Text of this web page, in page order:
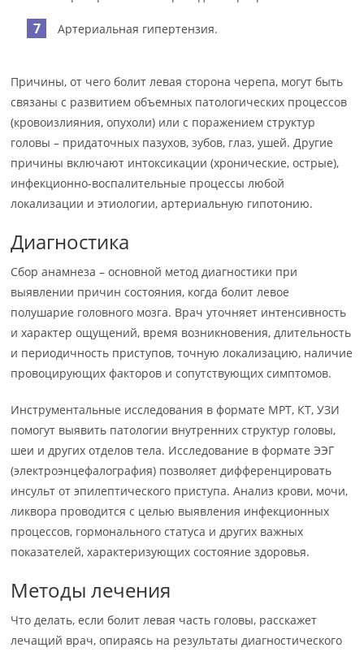
Артериальная гипертензия.
Причины, от чего болит левая сторона черепа, могут быть
связаны с развитием объемных патологических процессов
(кровоизлияния, опухоли) или с поражением структур
головы – придаточных пазухов, зубов, глаз, ушей. Другие
причины включают интоксикации (хронические, острые),
инфекционно-воспалительные процессы любой
локализации и этиологии, артериальную гипотонию.
Диагностика
Сбор анамнеза – основной метод диагностики при
выявлении причин состояния, когда болит левое
полушарие головного мозга. Врач уточняет интенсивность
и характер ощущений, время возникновения, длительность
и периодичность приступов, точную локализацию, наличие
провоцирующих факторов и сопутствующих симптомов.
Инструментальные исследования в формате МРТ, КТ, УЗИ
помогут выявить патологии внутренних структур головы,
шеи и других отделов тела. Исследование в формате ЭЭГ
(электроэнцефалография) позволяет дифференцировать
инсульт от эпилептического приступа. Анализ крови, мочи,
ликвора проводится с целью выявления инфекционных
процессов, гормонального статуса и других важных
показателей, характеризующих состояние здоровья.
Методы лечения
Что делать, если болит левая часть головы, расскажет
лечащий врач, опираясь на результаты диагностического